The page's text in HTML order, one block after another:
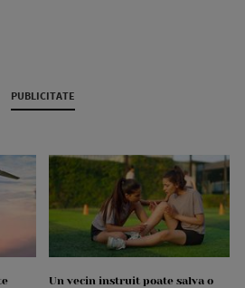
PUBLICITATE
Un vecin instruit poate salva o